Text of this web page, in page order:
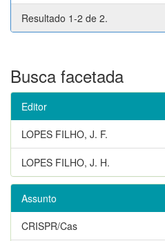
Resultado 1-2 de 2.
Busca facetada
Editor
LOPES FILHO, J. F.
LOPES FILHO, J. H.
Assunto
CRISPR/Cas